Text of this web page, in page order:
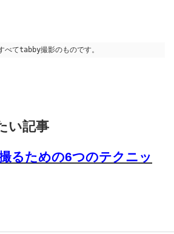
べてtabby撮影のものです。
い記事
るための6つのテクニッ